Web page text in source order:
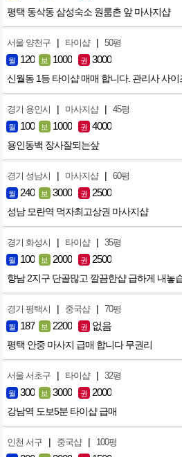
평택 동삭동 삼성숙소 원룸촌 앞 마사지샵
서울 양천구 | 타이샵 | 50평
월 120 보 1000 권 3000
신월동 1등 타이샵 매매 합니다. 관리사 사이
경기 용인시 | 마사지샵 | 45평
월 100 보 1000 권 4000
용인동백 장사잘되는샆
경기 성남시 | 마사지샵 | 60평
월 240 보 3000 권 2500
성남 모란역 먹자최고상권 마사지샵
경기 화성시 | 타이샵 | 35평
월 100 보 2000 권 2500
향남 2지구 단골많고 깔끔한샵 급하게 내놓
경기 평택시 | 중국샵 | 70평
월 187 보 2200 권 없음
평택 안중 마사지 급매 합니다 무권리
서울 서초구 | 타이샵 | 32평
월 300 보 3000 권 2000
강남역 도보5분 타이샵 급매
인천 서구 | 중국샵 | 100평